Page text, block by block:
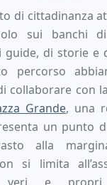
di cittadinanza
sui banchi
guide, di storie e
percorso
collaborare con
Grande, una
un punto
alla
si limita